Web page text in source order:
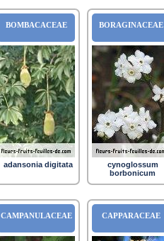
BOMBACACEAE
adansonia digitata
BORAGINACEAE
cynoglossum
borbonicum
CAMPANULACEAE CAPPARACEAE